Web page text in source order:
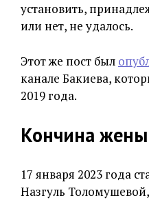
установить,
или нет, не удалось.
Этот же пост был
канале Бакиева,
2019 года.
Кончина
17 января 2023 года
Назгуль